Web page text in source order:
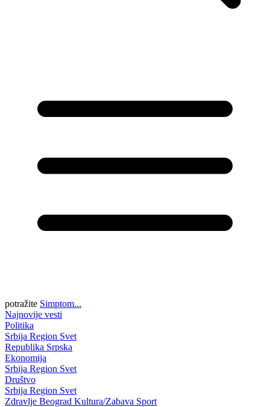
potražite Simptom...
Najnovije vesti
Politika
Srbija Region Svet
Republika Srpska
Ekonomija
Srbija Region Svet
Društvo
Srbija Region Svet
Zdravlje Beograd Kultura/Zabava Sport